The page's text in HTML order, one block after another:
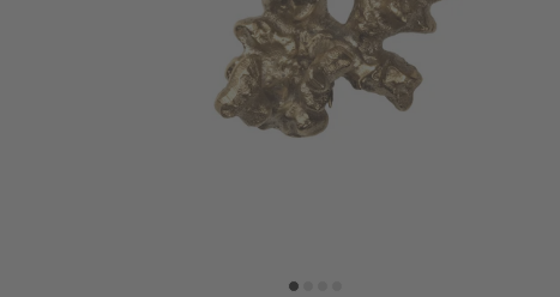
Wunschliste hinzufügen